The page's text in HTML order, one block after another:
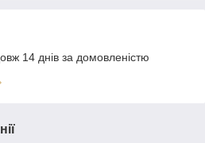
14 днів за домовленістю